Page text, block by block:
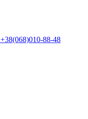
+38(068)010-88-48